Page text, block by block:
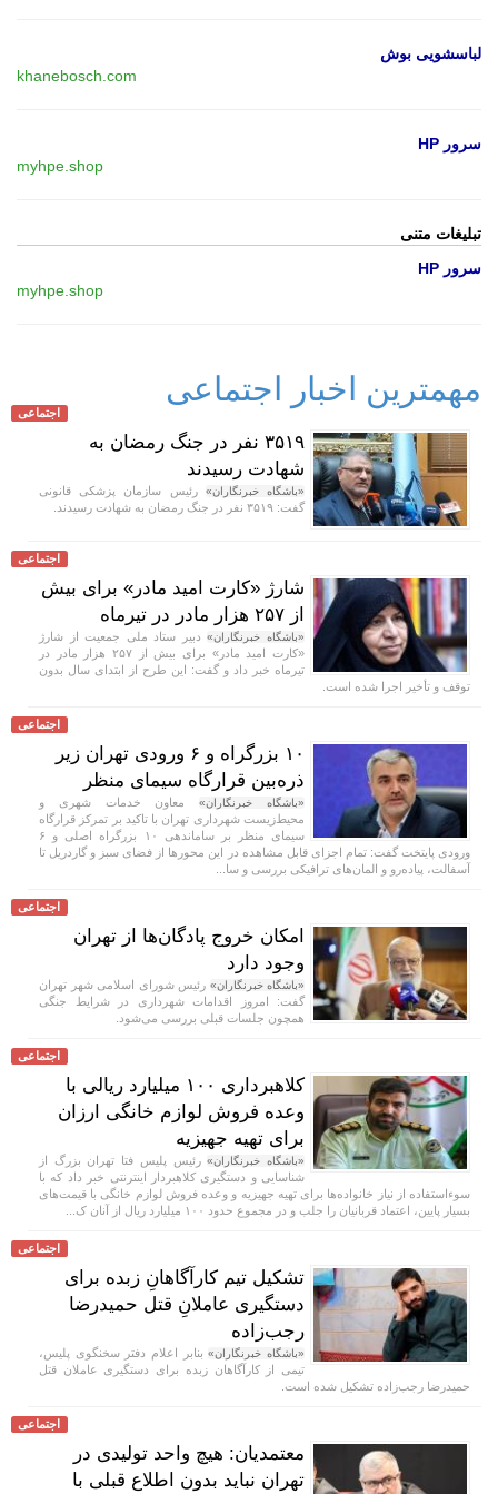
لباسشویی بوش
khanebosch.com
سرور HP
myhpe.shop
تبلیغات متنی
سرور HP
myhpe.shop
مهمترین اخبار اجتماعی
اجتماعی
۳۵۱۹ نفر در جنگ رمضان به
شهادت رسیدند
«باشگاه خبرنگاران» رئیس سازمان پزشکی قانونی
گفت: ۳۵۱۹ نفر در جنگ رمضان به شهادت رسیدند.
اجتماعی
شارژ «کارت امید مادر» برای بیش
از ۲۵۷ هزار مادر در تیرماه
«باشگاه خبرنگاران»دبیر ستاد ملی جمعیت از شارژ
«کارت امید مادر» برای بیش از ۲۵۷ هزار مادر در
تیرماه خبر داد و گفت: این طرح از ابتدای سال بدون
توقف و تأخیر اجرا شده است.
اجتماعی
۱۰ بزرگراه و ۶ ورودی تهران زیر
ذره‌بین قرارگاه سیمای منظر
«باشگاه خبرنگاران»معاون خدمات شهری و
محیط‌زیست شهرداری تهران با تاکید بر تمرکز قرارگاه
سیمای منظر بر ساماندهی ۱۰ بزرگراه اصلی و ۶
ورودی پایتخت گفت: تمام اجزای قابل مشاهده در این محور‌ها از فضای سبز و گاردریل تا
آسفالت، پیاده‌رو و المان‌های ترافیکی بررسی و سا...
اجتماعی
امکان خروج پادگان‌ها از تهران
وجود دارد
«باشگاه خبرنگاران» رئیس شورای اسلامی شهر تهران
گفت: امروز اقدامات شهرداری در شرایط جنگی
همچون جلسات قبلی بررسی می‌شود.
اجتماعی
کلاهبرداری ۱۰۰ میلیارد ریالی با
وعده فروش لوازم خانگی ارزان
برای تهیه جهیزیه
«باشگاه خبرنگاران»رئیس پلیس فتا تهران بزرگ از
شناسایی و دستگیری کلاهبردار اینترنتی خبر داد که با
سوءاستفاده از نیاز خانواده‌ها برای تهیه جهیزیه و وعده فروش لوازم خانگی با قیمت‌های
بسیار پایین، اعتماد قربانیان را جلب و در مجموع حدود ۱۰۰ میلیارد ریال از آنان ک...
اجتماعی
تشکیل تیم کارآگاهانِ زبده برای
دستگیری عاملانِ قتل حمیدرضا
رجب‌زاده
«باشگاه خبرنگاران»بنابر اعلام دفتر سخنگوی پلیس،
تیمی از کارآگاهان زبده برای دستگیری عاملان قتل
حمیدرضا رجب‌زاده تشکیل شده است.
اجتماعی
معتمدیان: هیچ واحد تولیدی در
تهران نباید بدون اطلاع قبلی با